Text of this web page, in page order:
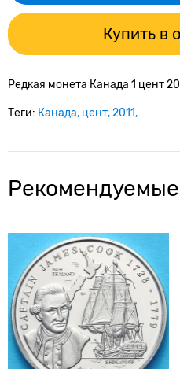
Купить в
Редкая монета Канада 1 цент
Теги: Канада цент 2011